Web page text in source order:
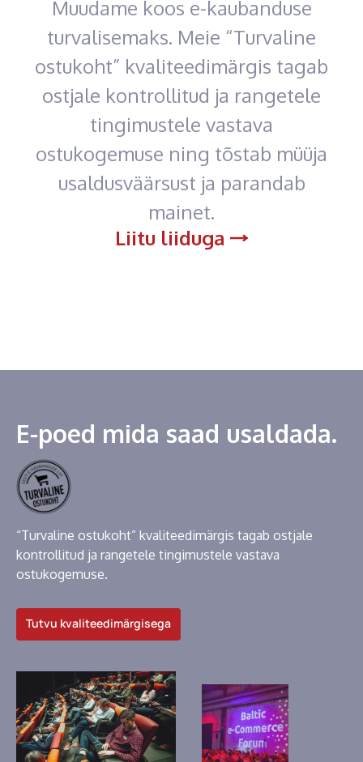
Muudame koos e-kaubanduse
turvalisemaks. Meie “Turvaline
ostukoht” kvaliteedimärgis tagab
ostjale kontrollitud ja rangetele
tingimustele vastava
ostukogemuse ning tõstab müüja
usaldusväärsust ja parandab
mainet.
Liitu liiduga
E-poed mida saad usaldada.
“Turvaline ostukoht” kvaliteedimärgis tagab ostjale
kontrollitud ja rangetele tingimustele vastava
ostukogemuse.
Tutvu kvaliteedimärgisega